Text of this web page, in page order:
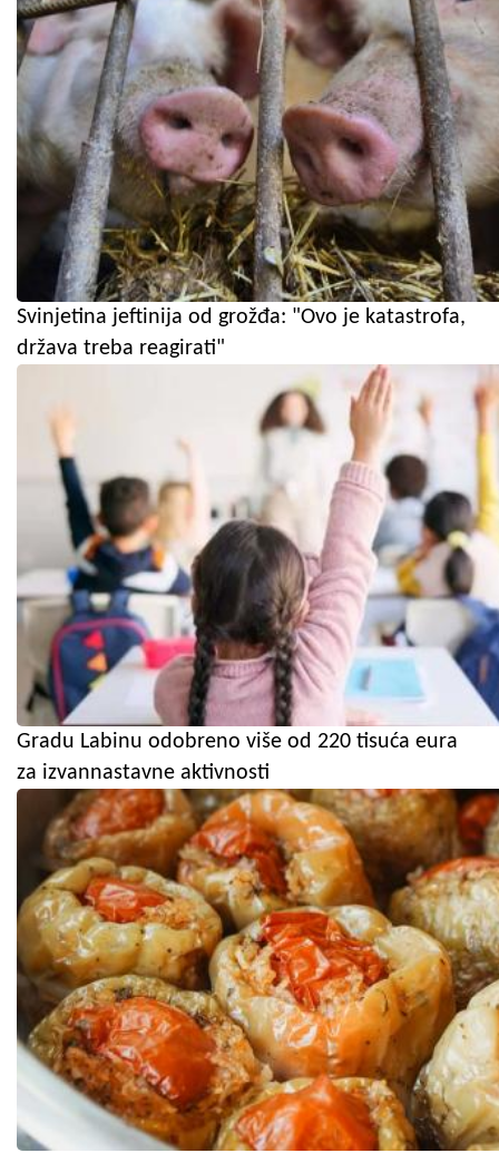
Svinjetina jeftinija od grožđa: "Ovo je katastrofa,
država treba reagirati"
Gradu Labinu odobreno više od 220 tisuća eura
za izvannastavne aktivnosti